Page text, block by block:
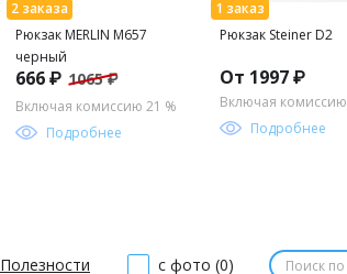
Рюкзак MERLIN M657
черный
666 ₽ 1065 ₽
Включая комиссию 21 %
Подробнее
Рюкзак Steiner D2
От 1997 ₽
Включая комиссию
Подробнее
Полезности с фото (0)